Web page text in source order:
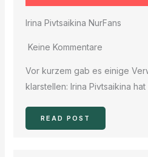
Irina Pivtsaikina NurFans
Keine Kommentare
Vor kurzem gab es einige
klarstellen: Irina Pivtsaikina
READ POST